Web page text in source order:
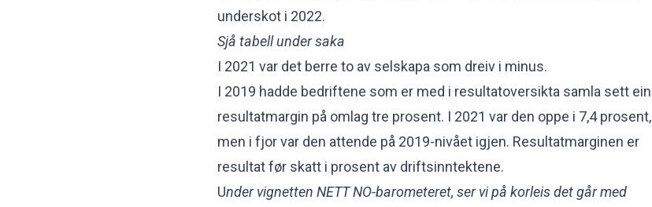
underskot i 2022.
Sjå tabell under saka
I 2021 var det berre to av selskapa som dreiv i minus.
I 2019 hadde bedriftene som er med i resultatoversikta samla sett ein
resultatmargin på omlag tre prosent. I 2021 var den oppe i 7,4 prosent,
men i fjor var den attende på 2019-nivået igjen. Resultatmarginen er
resultat før skatt i prosent av driftsinntektene.
Under vignetten NETT NO-barometeret, ser vi på korleis det går med